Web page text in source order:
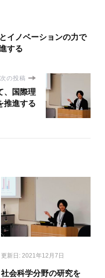
イノベーションの力で
する
次の投稿
、国際理
推進する
更新日: 2021年12月7日
社会科学分野の研究を